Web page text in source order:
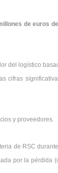
de euros
del logístico
cifras
y proveedores.
de RSC
por la pérdida